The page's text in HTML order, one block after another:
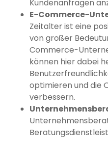
Kundenanfragen
E-Commerce-
Zeitalter ist eine
von großer
Commerce-
können hier dabei
optimieren und die
verbessern.